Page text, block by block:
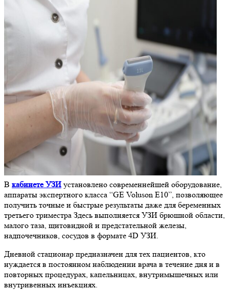
В кабинете УЗИ установлено современнейшей оборудование,
аппараты экспертного класса “GE Voluson E10”, позволяющее
получить точные и быстрые результаты даже для беременных
третьего триместра Здесь выполняется УЗИ брюшной области,
малого таза, щитовидной и предстательной железы,
надпочечников, сосудов в формате 4D УЗИ.
Дневной стационар предназначен для тех пациентов, кто
нуждается в постоянном наблюдении врача в течение дня и в
повторных процедурах, капельницах, внутримышечных или
внутривенных инъекциях.